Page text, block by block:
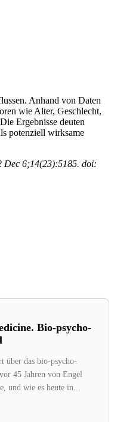
Anhand von Daten
wie Alter, Geschlecht,
Ergebnisse deuten
potenziell wirksame
Dec 6;14(23):5185. doi:
Bio-psycho-
über das bio-psycho-
45 Jahren von Engel
und wie es heute in...